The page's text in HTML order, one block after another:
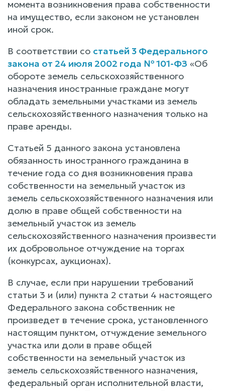
момента возникновения права собственности
на имущество, если законом не установлен
иной срок.
В соответствии со статьей 3 Федерального
закона от 24 июля 2002 года № 101-ФЗ «Об
обороте земель сельскохозяйственного
назначения иностранные граждане могут
обладать земельными участками из земель
сельскохозяйственного назначения только на
праве аренды.
Статьей 5 данного закона установлена
обязанность иностранного гражданина в
течение года со дня возникновения права
собственности на земельный участок из
земель сельскохозяйственного назначения или
долю в праве общей собственности на
земельный участок из земель
сельскохозяйственного назначения произвести
их добровольное отчуждение на торгах
(конкурсах, аукционах).
В случае, если при нарушении требований
статьи 3 и (или) пункта 2 статьи 4 настоящего
Федерального закона собственник не
произведет в течение срока, установленного
настоящим пунктом, отчуждение земельного
участка или доли в праве общей
собственности на земельный участок из
земель сельскохозяйственного назначения,
федеральный орган исполнительной власти,